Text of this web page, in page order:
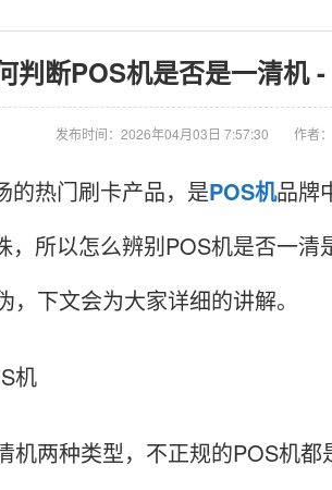
判断POS机是否是一清机
发布时间：2026年04月03日 7:57:30 作者
的热门刷卡产品，是POS机品牌
，所以怎么辨别POS机是否一
下文会为大家详细的讲解。
机
机两种类型，不正规的POS机